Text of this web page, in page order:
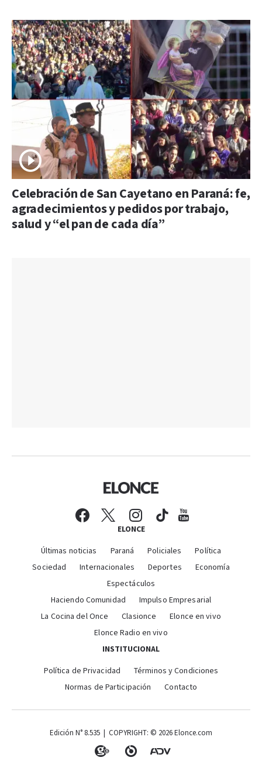
Celebración de San Cayetano en Paraná: fe,
agradecimientos y pedidos por trabajo,
salud y “el pan de cada día”
ELONCE
Últimas noticias Paraná Policiales
Política
Sociedad
Internacionales Deportes
Economía
Espectáculos
Haciendo Comunidad
Impulso Empresarial
La Cocina del Once
Clasionce
Elonce en vivo
Elonce Radio en vivo
INSTITUCIONAL
Política de Privacidad
Términos y Condiciones
Normas de Participación
Contacto
Edición N° 8.535 | COPYRIGHT: © 2026 Elonce.com